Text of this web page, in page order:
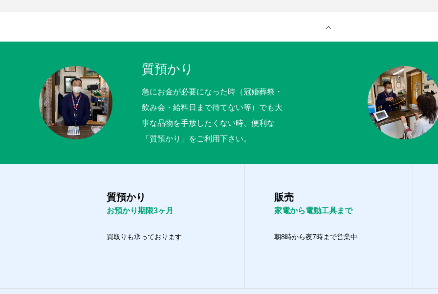
質預かり
急にお金が必要になった時（冠婚葬祭・
飲み会・給料日まで待てない等）でも大
事な品物を手放したくない時、便利な
「質預かり」をご利用下さい。
質預かり
お預かり期限3ヶ月
買取りも承っております
販売
家電から電動工具まで
朝8時から夜7時まで営業中